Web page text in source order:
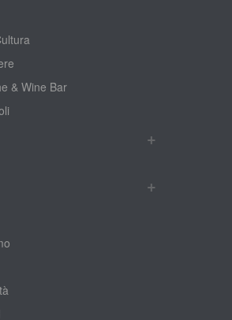
& Wine Bar